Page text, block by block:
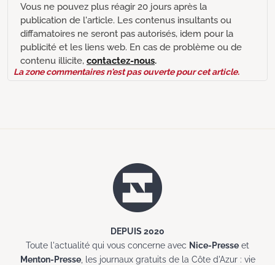
Vous ne pouvez plus réagir 20 jours après la
publication de l'article. Les contenus insultants ou
diffamatoires ne seront pas autorisés, idem pour la
publicité et les liens web. En cas de problème ou de
contenu illicite, contactez-nous.
La zone commentaires n'est pas ouverte pour cet article.
DEPUIS 2020
Toute l'actualité qui vous concerne avec Nice-Presse et
Menton-Presse, les journaux gratuits de la Côte d'Azur : vie